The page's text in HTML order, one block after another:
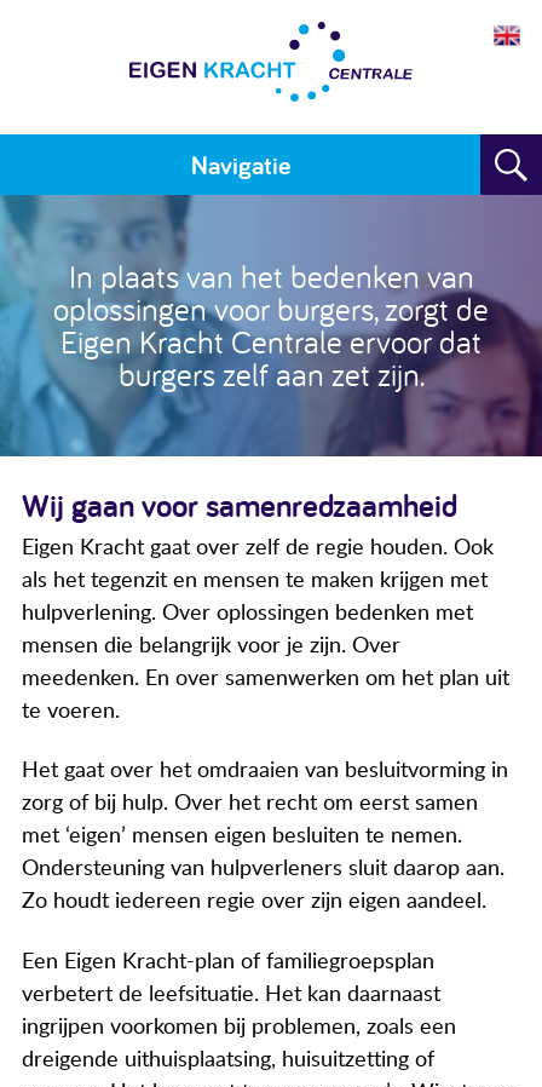
Navigatie
Home
Plan maken
Training
Voor wie
Resultaten
Meedoen
Actueel
Contact
In plaats van het bedenken van
oplossingen voor burgers, zorgt de
Eigen Kracht Centrale ervoor dat
burgers zelf aan zet zijn.
Wij gaan voor samenredzaamheid
Eigen Kracht gaat over zelf de regie houden. Ook
als het tegenzit en mensen te maken krijgen met
hulpverlening. Over oplossingen bedenken met
mensen die belangrijk voor je zijn. Over
meedenken. En over samenwerken om het plan uit
te voeren.
Het gaat over het omdraaien van besluitvorming in
zorg of bij hulp. Over het recht om eerst samen
met ‘eigen’ mensen eigen besluiten te nemen.
Ondersteuning van hulpverleners sluit daarop aan.
Zo houdt iedereen regie over zijn eigen aandeel.
Een Eigen Kracht-plan of familiegroepsplan
verbetert de leefsituatie. Het kan daarnaast
ingrijpen voorkomen bij problemen, zoals een
dreigende uithuisplaatsing, huisuitzetting of